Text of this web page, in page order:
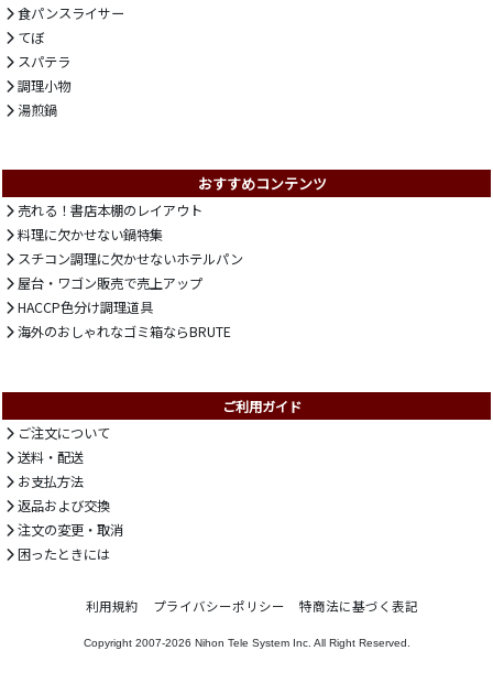
食パンスライサー
てぼ
スパテラ
調理小物
湯煎鍋
おすすめコンテンツ
売れる！書店本棚のレイアウト
料理に欠かせない鍋特集
スチコン調理に欠かせないホテルパン
屋台・ワゴン販売で売上アップ
HACCP色分け調理道具
海外のおしゃれなゴミ箱ならBRUTE
ご利用ガイド
ご注文について
送料・配送
お支払方法
返品および交換
注文の変更・取消
困ったときには
利用規約 プライバシーポリシー 特商法に基づく表記
Copyright 2007-2026 Nihon Tele System Inc. All Right Reserved.